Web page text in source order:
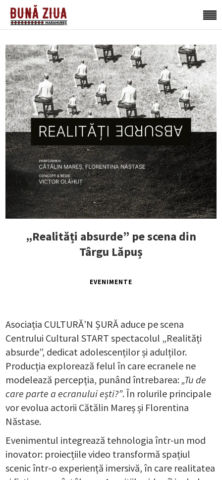
„Realități absurde” pe scena din
Târgu Lăpuș
EVENIMENTE
Asociația CULTURĂ’N ȘURĂ aduce pe scena
Centrului Cultural START spectacolul „Realități
absurde”, dedicat adolescenților și adulților.
Producția explorează felul în care ecranele ne
modelează percepția, punând întrebarea:„Tu de
care parte a ecranului ești?”. În rolurile principale
vor evolua actorii Cătălin Mareș și Florentina
Năstase.
Evenimentul integrează tehnologia într-un mod
inovator: proiecțiile video transformă spațiul
scenic într-o experiență imersivă, în care realitatea